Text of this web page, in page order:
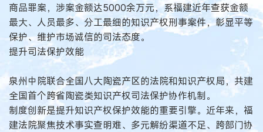
商品罪案，涉案金额达5000余万元，系福建近年查获金额
最大、人员最多、分工最细的知识产权刑事案件，彰显平等
保护、维护市场诚信的司法态度。
提升司法保护效能
泉州中院联合全国八大陶瓷产区的法院和知识产权局，共建
全国首个跨省陶瓷类知识产权司法保护协作机制。
制度创新是提升知识产权保护效能的重要引擎。近年来，福
建法院聚焦技术事实查明难、多元解纷渠道不足、跨部门协